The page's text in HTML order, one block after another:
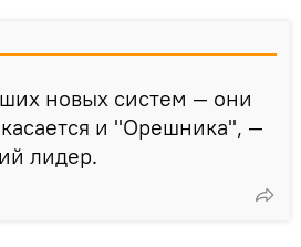
новых систем — они
и "Орешника", —
лидер.